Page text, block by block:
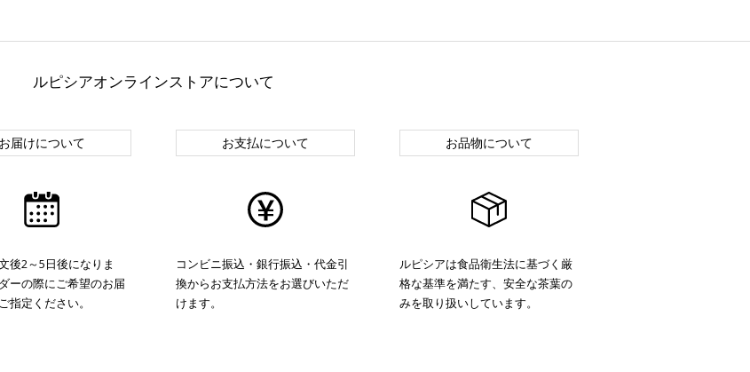
ルピシアオンラインストアについて
お届けについて
後2～5日後になりま
ーの際にご希望のお届
指定ください。
お支払について
コンビニ振込・銀行振込・代金引
換からお支払方法をお選びいただ
けます。
お品物について
ルピシアは食品衛生法に基づく厳
格な基準を満たす、安全な茶葉の
みを取り扱いしています。